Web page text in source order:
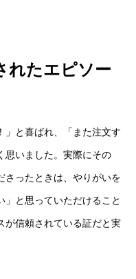
れたエピソー
」と喜ばれ、「また注文す
思いました。実際にその
さったときは、やりがいを
と思っていただけること
が信頼されている証だと実